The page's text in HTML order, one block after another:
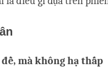
mà không hạ thấp